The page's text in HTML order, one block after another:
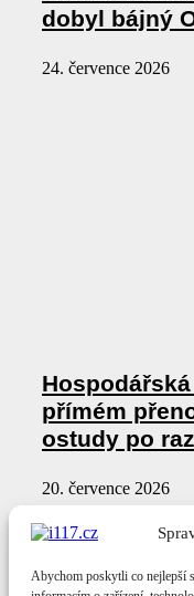
Abychom poskytli co nejlepší
dobyl bájný
24. července 2026
přímém
ostudy po
20. července 2026